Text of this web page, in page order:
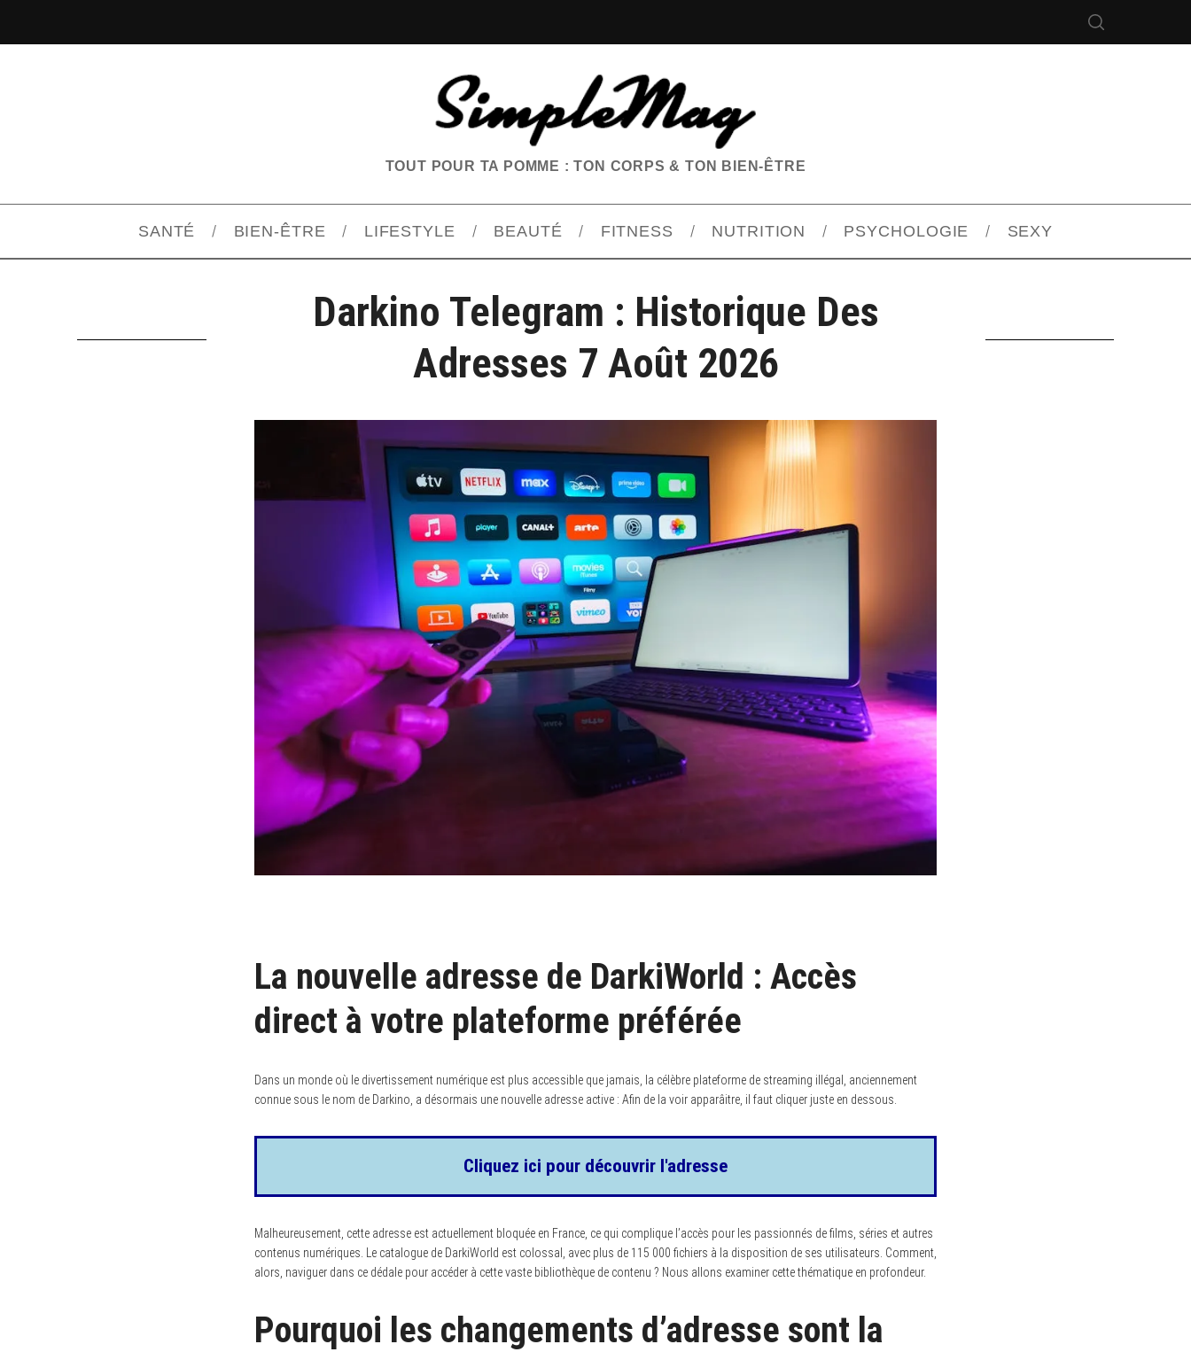
TOUT POUR TA POMME : TON CORPS & TON BIEN-ÊTRE
SANTÉ BIEN-ÊTRE LIFESTYLE BEAUTÉ FITNESS NUTRITION PSYCHOLOGIE SEXY
Darkino Telegram : Historique Des
Adresses 7 Août 2026
La nouvelle adresse de DarkiWorld : Accès
direct à votre plateforme préférée
Dans un monde où le divertissement numérique est plus accessible que jamais, la célèbre plateforme de streaming illégal, anciennement
connue sous le nom de Darkino, a désormais une nouvelle adresse active : Afin de la voir apparâitre, il faut cliquer juste en dessous.
Cliquez ici pour découvrir l'adresse
Malheureusement, cette adresse est actuellement bloquée en France, ce qui complique l’accès pour les passionnés de films, séries et autres
contenus numériques. Le catalogue de DarkiWorld est colossal, avec plus de 115 000 fichiers à la disposition de ses utilisateurs. Comment,
alors, naviguer dans ce dédale pour accéder à cette vaste bibliothèque de contenu ? Nous allons examiner cette thématique en profondeur.
Pourquoi les changements d’adresse sont la